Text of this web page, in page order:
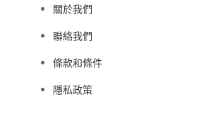
關於我們
聯絡我們
條款和條件
隱私政策